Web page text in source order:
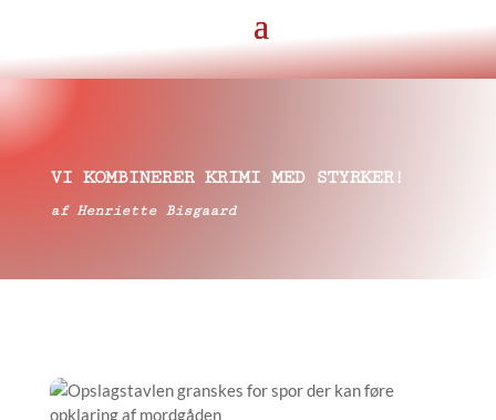
VI KOMBINERER KRIMI MED STYRKER!
af Henriette Bisgaard